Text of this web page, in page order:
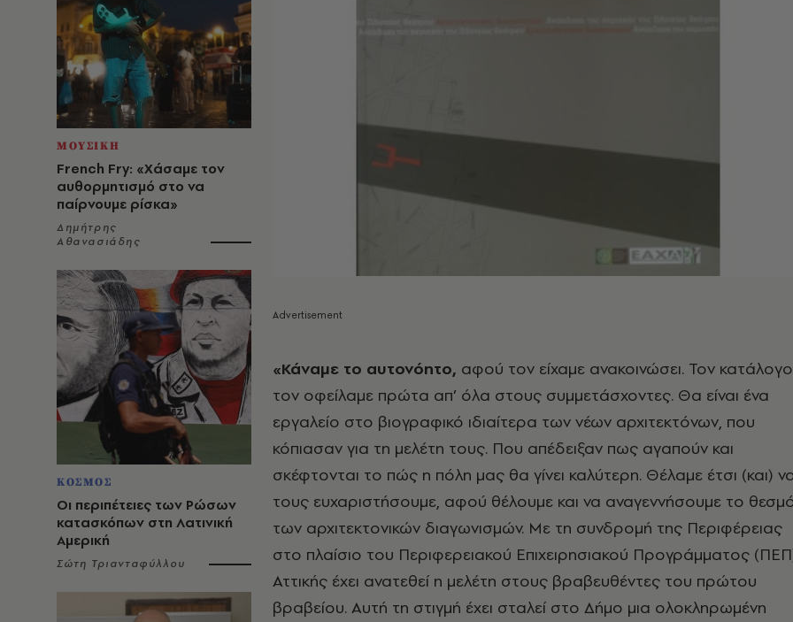
ΜΟΥΣΙΚΗ
French Fry: «Χάσαμε τον
αυθορμητισμό στο να
παίρνουμε ρίσκα»
Δημήτρης
Αθανασιάδης
ΚΟΣΜΟΣ
Οι περιπέτειες των Ρώσων
κατασκόπων στη Λατινική
Αμερική
Σώτη Τριανταφύλλου
«Κάναμε το αυτονόητο, αφού τον είχαμε ανακοινώσει. Τον κατάλογο
τον οφείλαμε πρώτα απ’ όλα στους συμμετάσχοντες. Θα είναι ένα
εργαλείο στο βιογραφικό ιδιαίτερα των νέων αρχιτεκτόνων, που
κόπιασαν για τη μελέτη τους. Που απέδειξαν πως αγαπούν και
σκέφτονται το πώς η πόλη μας θα γίνει καλύτερη. Θέλαμε έτσι (και)
τους ευχαριστήσουμε, αφού θέλουμε και να αναγεννήσουμε το
των αρχιτεκτονικών διαγωνισμών. Με τη συνδρομή της Περιφέρειας
στο πλαίσιο του Περιφερειακού Επιχειρησιακού Προγράμματος
Αττικής έχει ανατεθεί η μελέτη στους βραβευθέντες του πρώτου
βραβείου. Αυτή τη στιγμή έχει σταλεί στο Δήμο μια ολοκληρωμένη